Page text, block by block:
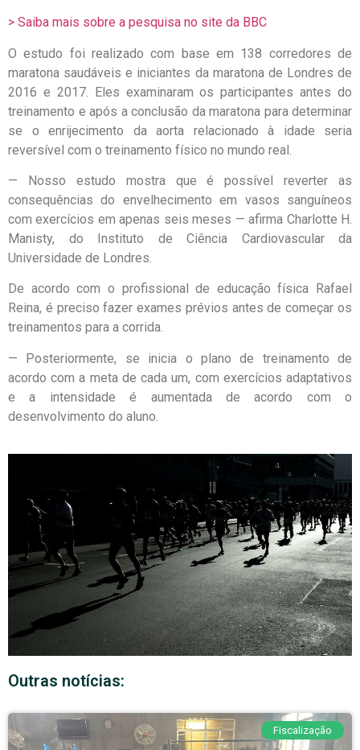
> Saiba mais sobre a pesquisa no site da BBC
O estudo foi realizado com base em 138 corredores de
maratona saudáveis e iniciantes da maratona de Londres de
2016 e 2017. Eles examinaram os participantes antes do
treinamento e após a conclusão da maratona para determinar
se o enrijecimento da aorta relacionado à idade seria
reversível com o treinamento físico no mundo real.
— Nosso estudo mostra que é possível reverter as
consequências do envelhecimento em vasos sanguíneos
com exercícios em apenas seis meses — afirma Charlotte H.
Manisty, do Instituto de Ciência Cardiovascular da
Universidade de Londres.
De acordo com o profissional de educação física Rafael
Reina, é preciso fazer exames prévios antes de começar os
treinamentos para a corrida.
— Posteriormente, se inicia o plano de treinamento de
acordo com a meta de cada um, com exercícios adaptativos
e a intensidade é aumentada de acordo com o
desenvolvimento do aluno.
Outras notícias:
Fiscalização